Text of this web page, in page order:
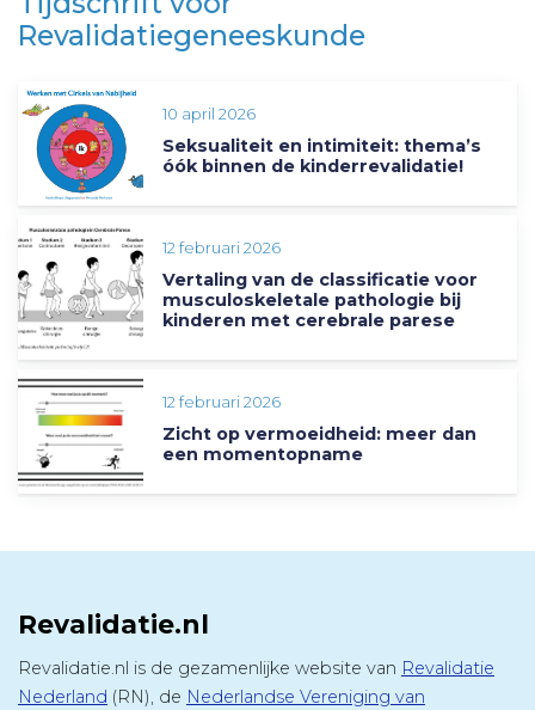
Revalidatiegeneeskunde
10 april 2026
Seksualiteit en intimiteit: thema’s
óók binnen de kinderrevalidatie!
12 februari 2026
Vertaling van de classificatie voor
musculoskeletale pathologie bij
kinderen met cerebrale parese
12 februari 2026
Zicht op vermoeidheid: meer dan
een momentopname
Revalidatie.nl
Revalidatie.nl is de gezamenlijke website van Revalidatie
Nederland (RN), de Nederlandse Vereniging van